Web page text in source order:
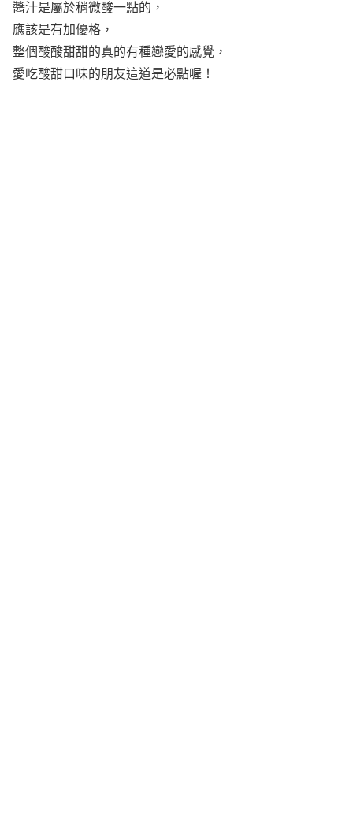
醬汁是屬於稍微酸一點的，
應該是有加優格，
整個酸酸甜甜的真的有種戀愛的感覺，
愛吃酸甜口味的朋友這道是必點喔！